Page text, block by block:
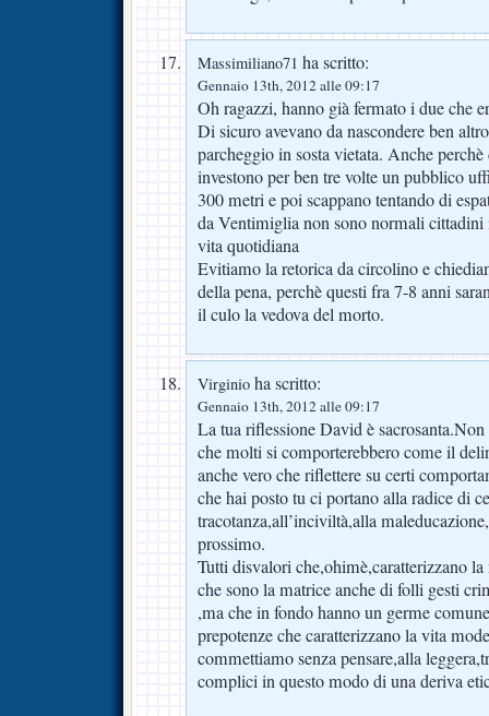
Massimiliano71 ha scritto:
Gennaio 13th, 2012 alle 09:17
Oh ragazzi, hanno già fermato i due che
Di sicuro avevano da nascondere ben
parcheggio in sosta vietata. Anche perchè
investono per ben tre volte un pubblico
300 metri e poi scappano tentando di
da Ventimiglia non sono normali cittadini
vita quotidiana
Evitiamo la retorica da circolino e
della pena, perchè questi fra 7-8 anni
il culo la vedova del morto.
Virginio ha scritto:
Gennaio 13th, 2012 alle 09:17
La tua riflessione David è
che molti si comporterebbero come il
anche vero che riflettere su certi
che hai posto tu ci portano alla radice di
tracotanza,all’inciviltà,alla
prossimo.
Tutti disvalori che,ohimè,caratterizzano la
che sono la matrice anche di folli gesti
,ma che in fondo hanno un germe
prepotenze che caratterizzano la vita
commettiamo senza pensare,alla
complici in questo modo di una deriva